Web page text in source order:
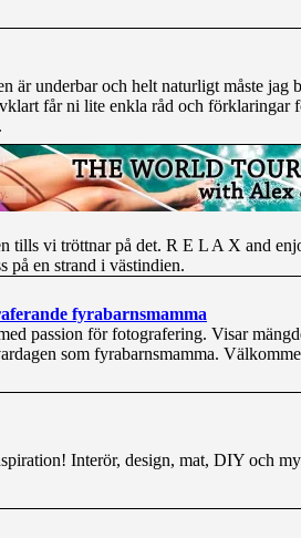
är underbar och helt naturligt måste jag
får ni lite enkla råd och förklaringar
tills vi tröttnar på det. R E L A X and
på en strand i västindien.
fyrabarnsmamma
passion för fotografering. Visar
som fyrabarnsmamma.
Interör, design, mat, DIY och